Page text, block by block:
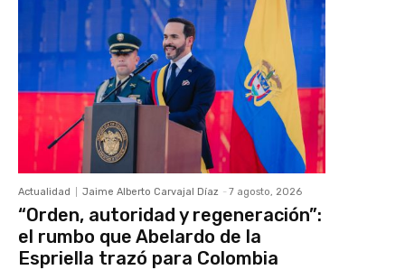
Actualidad Jaime Alberto Carvajal Díaz - 7 agosto, 2026
“Orden, autoridad y regeneración”:
el rumbo que Abelardo de la
Espriella trazó para Colombia